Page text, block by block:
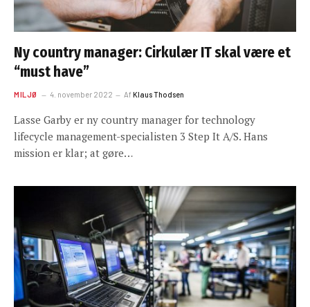
Ny country manager: Cirkulær IT skal være et
“must have”
MILJØ 4. november 2022 AfKlaus Thodsen
Lasse Garby er ny country manager for technology
lifecycle management-specialisten 3 Step It A/S. Hans
mission er klar; at gøre…